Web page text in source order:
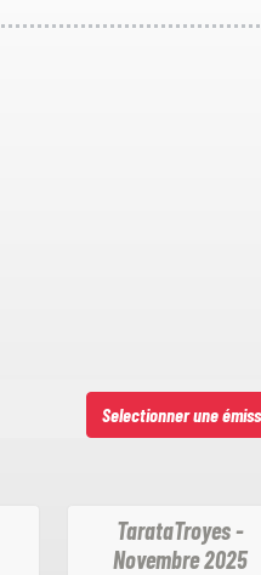
Selectionner une
TarataTroyes -
Novembre 2025